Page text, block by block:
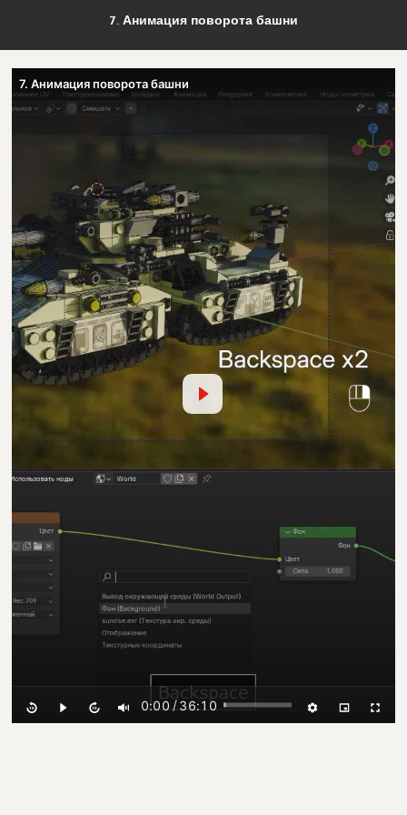
7. Анимация поворота башни
7. Анимация поворота башни
0:00 /36:10